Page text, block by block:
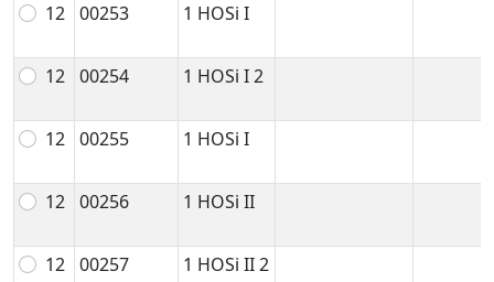
12 00253 1 HOSi I
12 00254 1 HOSi I 2
12 00255 1 HOSi I
12 00256 1 HOSi II
12 00257 1 HOSi II 2